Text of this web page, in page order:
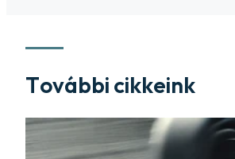
További cikkeink